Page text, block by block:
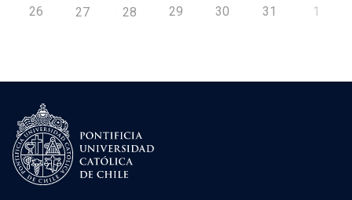
26 27 28 29 30 31 1